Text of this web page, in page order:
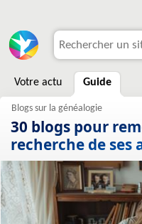
Votre actu Guide
30 blogs pour
recherche de ses